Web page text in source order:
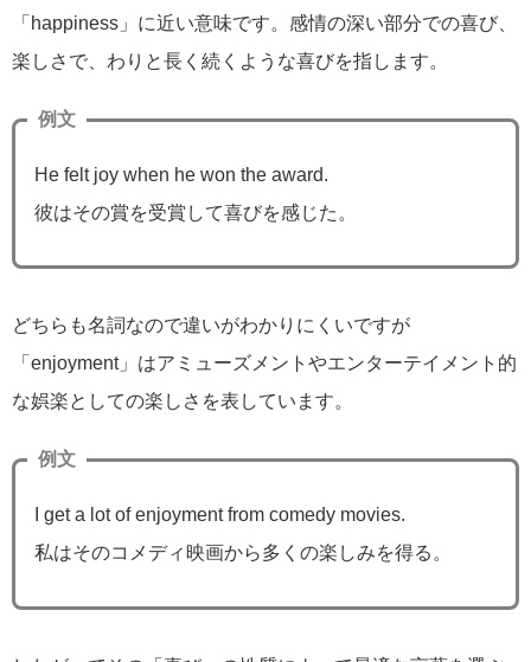
「happiness」に近い意味です。感情の深い部分での喜び、
楽しさで、わりと長く続くような喜びを指します。
例文
He felt joy when he won the award.
彼はその賞を受賞して喜びを感じた。
どちらも名詞なので違いがわかりにくいですが
「enjoyment」はアミューズメントやエンターテイメント的
な娯楽としての楽しさを表しています。
例文
I get a lot of enjoyment from comedy movies.
私はそのコメディ映画から多くの楽しみを得る。